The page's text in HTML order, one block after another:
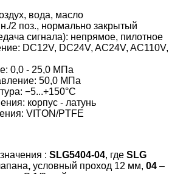
вода, масло
2 поз., нормально закрытый
сигнала): непрямое, пилотное
DC12V, DC24V, AC24V, AC110V,
0,0 - 25,0 МПа
50,0 МПа
−5...+150°C
корпус - латунь
VITON/PTFE
: SLG5404-04, где SLG
, условный проход 12 мм, 04 –